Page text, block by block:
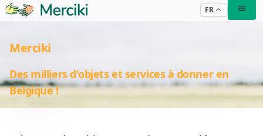
FR
Merciki
Des milliers d'objets et services à donner en
Belgique !